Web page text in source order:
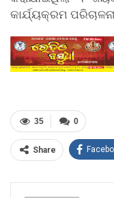
କାର୍ଯ୍ୟକ୍ରମ
0
35
Share